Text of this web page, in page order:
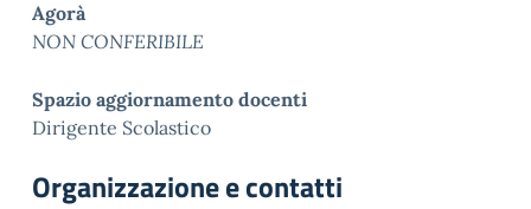
Agorà
NON CONFERIBILE
Spazio aggiornamento docenti
Dirigente Scolastico
Organizzazione e contatti